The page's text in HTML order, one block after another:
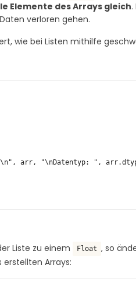
Elemente des Arrays gleich.
verloren gehen.
wie bei Listen mithilfe
Liste zu einem Float , so
Arrays: